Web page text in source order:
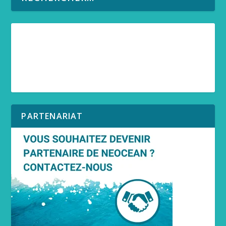
PARTENARIAT